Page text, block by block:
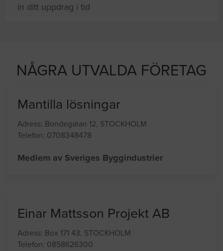
in ditt uppdrag i tid
NÅGRA UTVALDA FÖRETAG